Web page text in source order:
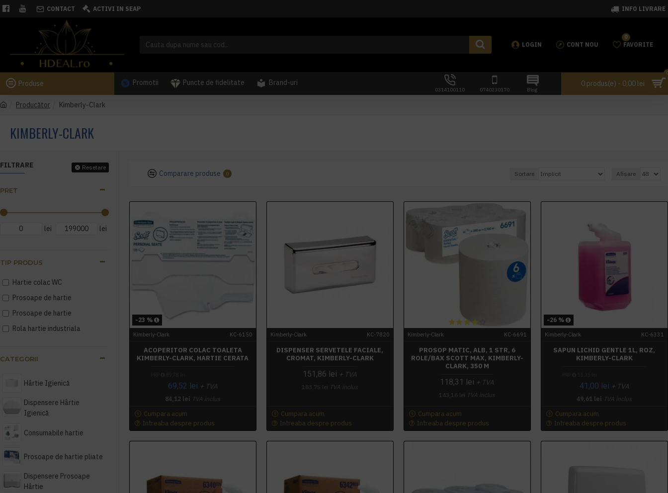
CONTACT ACTIVI IN SEAP INFO LIVRARE
LOGIN CONT NOU FAVORITE
0
Produse Promotii Puncte de fidelitate Brand-uri
0314100110 0740230170 Blog
0 produs(e) - 0,00 lei
Producător Kimberly-Clark
KIMBERLY-CLARK
FILTRARE Resetare
PRET
lei lei
CATEGORII
Hârtie Igienică
Dispensere Hârtie
Igienică
Consumabile hartie
Prosoape de hartie pliate
Dispensere Prosoape
Hârtie
TIP PRODUS
Hartie colac WC
Prosoape de hartie
Prosoape de hartie
Rola hartie industriala
Comparare produse 0 Sortare Afisare
-23 %
Kimberly-Clark KC-6150
ACOPERITOR COLAC TOALETA
KIMBERLY-CLARK, HARTIE CERATA
69,52 lei + TVA
84,12 lei TVA inclus
Cumpara acum
Intreaba despre produs
Kimberly-Clark KC-7820
DISPENSER SERVETELE FACIALE,
CROMAT, KIMBERLY-CLARK
151,86 lei + TVA
183,75 lei TVA inclus
Cumpara acum
Intreaba despre produs
Kimberly-Clark KC-6691
PROSOP MATIC, ALB, 1 STR, 6
ROLE/BAX SCOTT MAX, KIMBERLY-
CLARK, 350 M
118,31 lei + TVA
143,16 lei TVA inclus
Cumpara acum
Intreaba despre produs
-26 %
Kimberly-Clark KC-6331
SAPUN LICHID GENTLE 1L, ROZ,
KIMBERLY-CLARK
41,00 lei + TVA
49,61 lei TVA inclus
Cumpara acum
Intreaba despre produs